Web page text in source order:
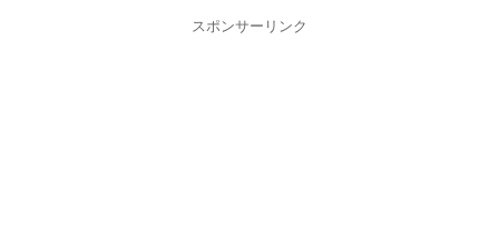
スポンサーリンク